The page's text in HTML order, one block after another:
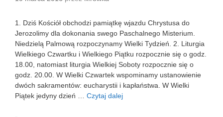
–
2
7
m
a
r
c
a
1. Dziś Kościół obchodzi pamiątkę wjazdu Chrystusa do
Jerozolimy dla dokonania swego Paschalnego Misterium.
Niedzielą Palmową rozpoczynamy Wielki Tydzień. 2. Liturgia
Wielkiego Czwartku i Wielkiego Piątku rozpocznie się o godz.
18.00, natomiast liturgia Wielkiej Soboty rozpocznie się o
godz. 20.00. W Wielki Czwartek wspominamy ustanowienie
dwóch sakramentów: eucharystii i kapłaństwa. W Wielki
Piątek jedyny dzień … Czytaj dalej